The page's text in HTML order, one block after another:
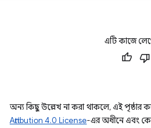
এটি কাজে
অন্য কিছু উল্লেখ না করা থাকলে, এই পৃষ্ঠার
Attribution 4.0 License-এর অধীনে এবং